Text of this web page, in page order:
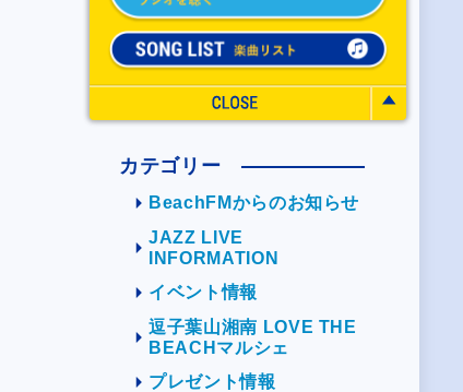
カテゴリー
BeachFMからのお知らせ
JAZZ LIVE
INFORMATION
イベント情報
逗子葉山湘南 LOVE THE
BEACHマルシェ
プレゼント情報